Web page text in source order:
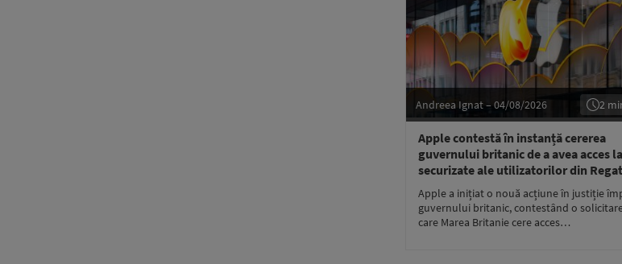
Andreea Ignat – 04/08/2026 2
Apple contestă în instanță cererea
guvernului britanic de a avea acces
securizate ale utilizatorilor din
Apple a inițiat o nouă acțiune în justiție
guvernului britanic, contestând o
care Marea Britanie cere acces…